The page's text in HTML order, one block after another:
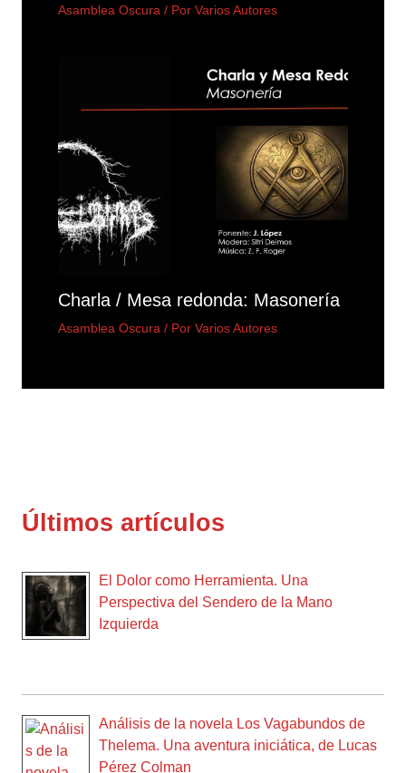
Últimos artículos
El Dolor como Herramienta. Una
Perspectiva del Sendero de la Mano
Izquierda
Análisis de la novela Los Vagabundos de
Thelema. Una aventura iniciática, de Lucas
Pérez Colman
Asamblea Oscura / PorVarios Autores
Charla / Mesa redonda: Masonería
Asamblea Oscura / PorVarios Autores